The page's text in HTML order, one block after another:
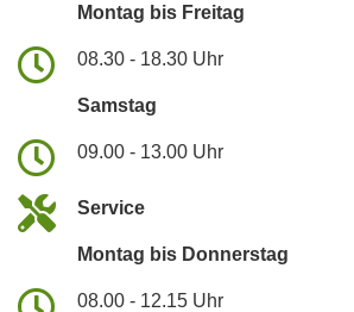
Montag bis Freitag
08.30 - 18.30 Uhr
Samstag
09.00 - 13.00 Uhr
Service
Montag bis Donnerstag
08.00 - 12.15 Uhr